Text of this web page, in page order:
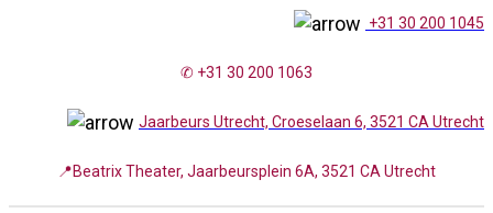
+31 30 200 1045
✆ +31 30 200 1063
Jaarbeurs Utrecht, Croeselaan 6, 3521 CA Utrecht
📍Beatrix Theater, Jaarbeursplein 6A, 3521 CA Utrecht